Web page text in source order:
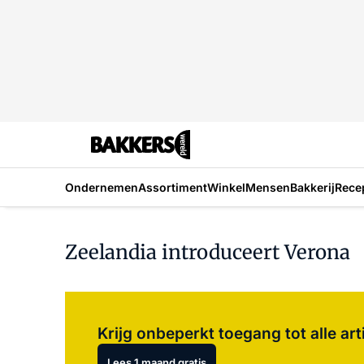
OndernemenAssortimentWinkelMensenBakkerij
Zeelandia introduceert Verona
Krijg onbeperkt toegang tot alle